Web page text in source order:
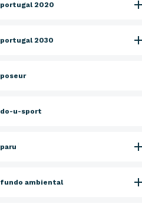
portugal 2020
portugal 2030
poseur
do-u-sport
paru
fundo ambiental